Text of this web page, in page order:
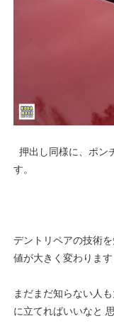
押出し同様に、ポン
す。
デントリペアの技術
値が大きく変わります
まだまだ知らない人
に立てればいいなと